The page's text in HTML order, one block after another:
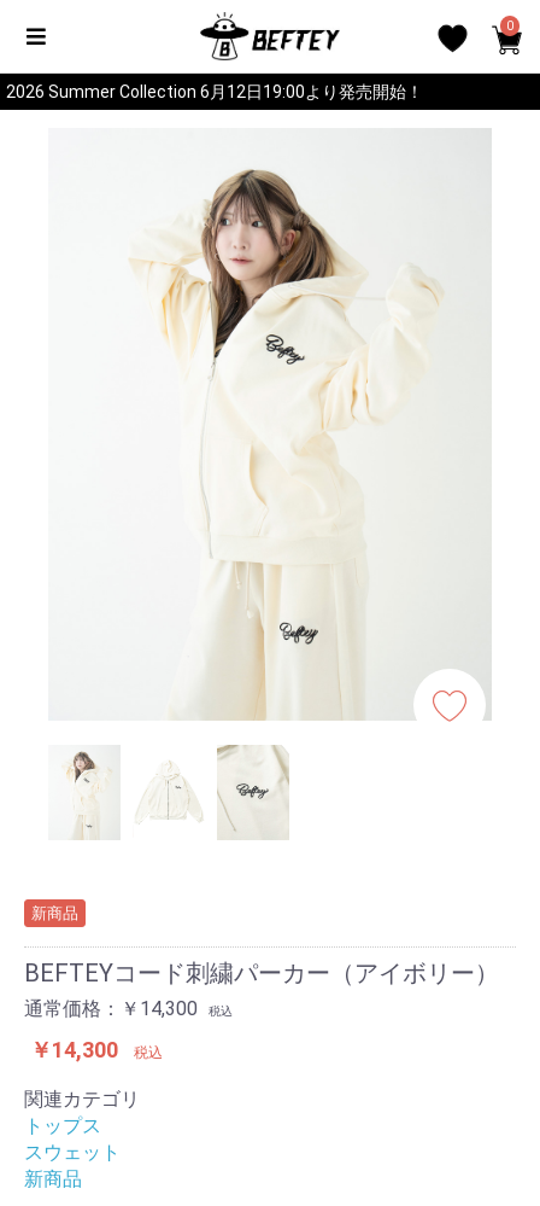
0
2026 Summer Collection 6月12日19:00より発売開始！
新商品
BEFTEYコード刺繍パーカー（アイボリー）
通常価格：￥14,300 税込
￥14,300 税込
関連カテゴリ
トップス
スウェット
新商品